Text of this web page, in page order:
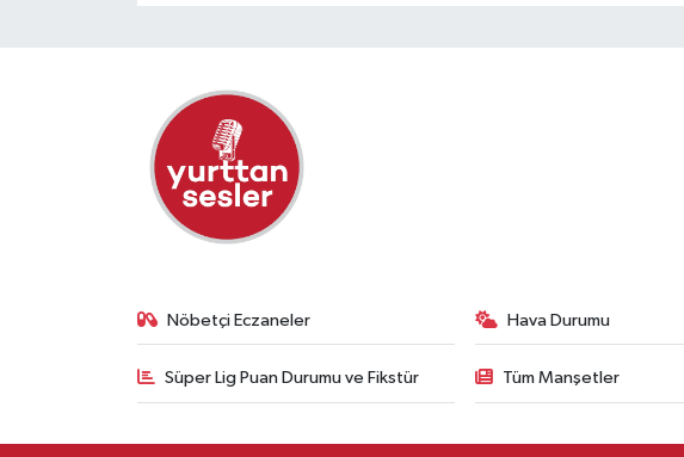
Nöbetçi Eczaneler Hava Durumu
Süper Lig Puan Durumu ve Fikstür Tüm Manşetler